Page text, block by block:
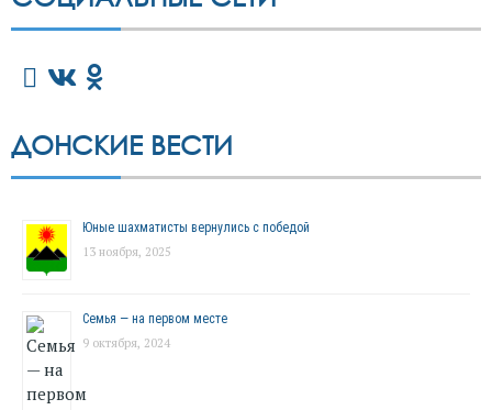
ДОНСКИЕ ВЕСТИ
Юные шахматисты вернулись с победой
13 ноября, 2025
Семья — на первом месте
9 октября, 2024